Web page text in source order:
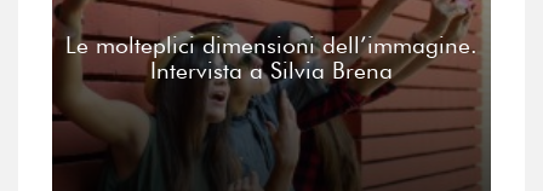
Le molteplici dimensioni dell’immagine.
Intervista a Silvia Brena